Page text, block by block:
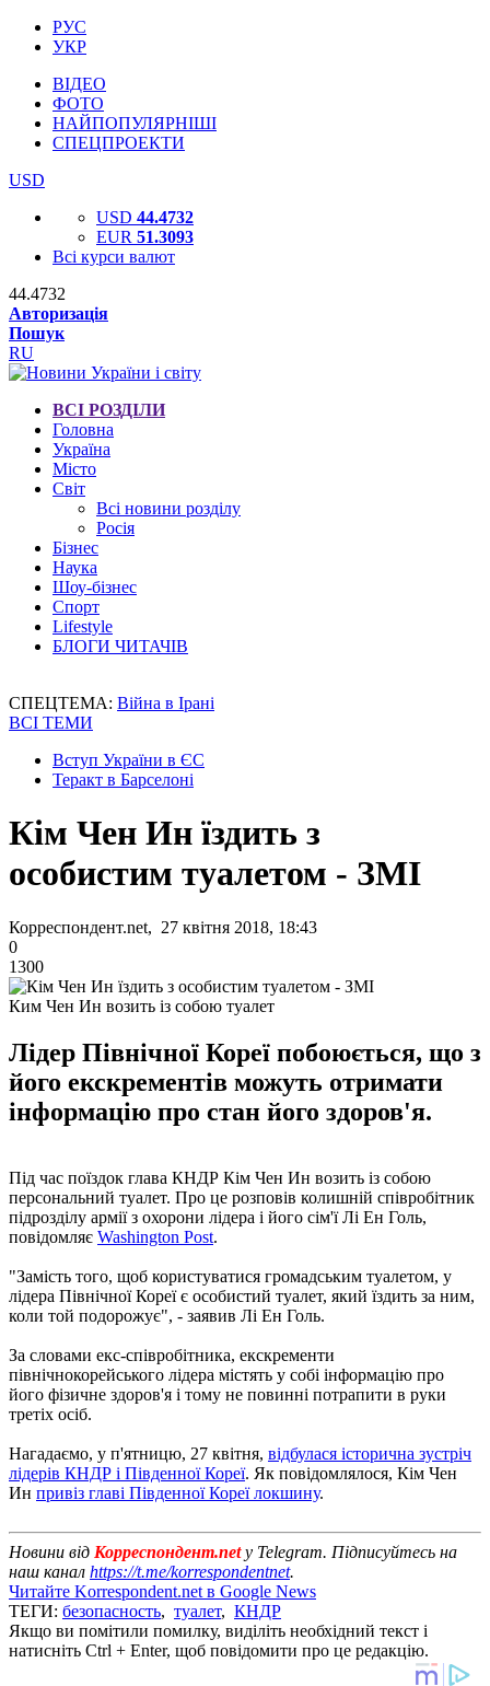
РУС
УКР
ВІДЕО
ФОТО
НАЙПОПУЛЯРНІШІ
СПЕЦПРОЕКТИ
USD
USD 44.4732
EUR 51.3093
Всі курси валют
44.4732
Авторизація
Пошук
RU
ВСІ РОЗДІЛИ
Головна
Україна
Місто
Світ
Всі новини розділу
Росія
Бізнес
Наука
Шоу-бізнес
Спорт
Lifestyle
БЛОГИ ЧИТАЧІВ
СПЕЦТЕМА: Війна в Ірані
ВСІ ТЕМИ
Вступ України в ЄС
Теракт в Барселоні
Кім Чен Ин їздить з
особистим туалетом - ЗМІ
Корреспондент.net, 27 квітня 2018, 18:43
0
1300
Ким Чен Ин возить із собою туалет
Лідер Північної Кореї побоюється, що з
його екскрементів можуть отримати
інформацію про стан його здоров'я.
Під час поїздок глава КНДР Кім Чен Ин возить із собою
персональний туалет. Про це розповів колишній співробітник
підрозділу армії з охорони лідера і його сім'ї Лі Ен Голь,
повідомляє Washington Post.
"Замість того, щоб користуватися громадським туалетом, у
лідера Північної Кореї є особистий туалет, який їздить за ним,
коли той подорожує", - заявив Лі Ен Голь.
За словами екс-співробітника, екскременти
північнокорейського лідера містять у собі інформацію про
його фізичне здоров'я і тому не повинні потрапити в руки
третіх осіб.
Нагадаємо, у п'ятницю, 27 квітня, відбулася історична зустріч
лідерів КНДР і Південної Кореї. Як повідомлялося, Кім Чен
Ин привіз главі Південної Кореї локшину.
Новини від Корреспондент.netу Telegram. Підписуйтесь на
наш канал https://t.me/korrespondentnet.
Читайте Korrespondent.net в Google News
ТЕГИ: безопасность, туалет, КНДР
Якщо ви помітили помилку, виділіть необхідний текст і
натисніть Ctrl + Enter, щоб повідомити про це редакцію.